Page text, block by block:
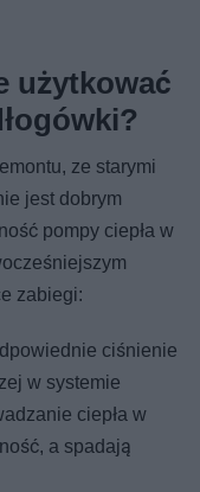
użytkować
ze starymi
jest dobrym
pompy ciepła w
zabiegi:
ciśnienie
w systemie
ciepła w
a spadają